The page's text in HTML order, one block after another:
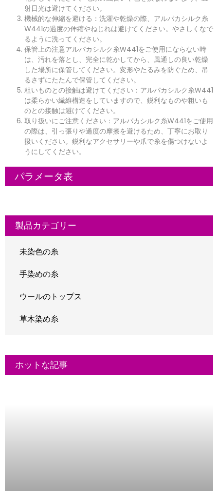
射日光は避けてください。
機械的な伸縮を避ける：洗濯や乾燥の際、アルパカシルク糸
W441の過度の伸縮やねじれは避けてください。やさしくなで
るように洗ってください。
保管上の注意アルパカシルク糸W441をご使用にならない時
は、汚れを落とし、完全に乾かしてから、風通しの良い乾燥
した場所に保管してください。変形やたるみを防ぐため、吊
るさずにたたんで保管してください。
粗いものとの接触は避けてください：アルパカシルク糸W441
は柔らかい繊維構造をしていますので、鋭利なものや粗いも
のとの接触は避けてください。
取り扱いにご注意ください：アルパカシルク糸W441をご使用
の際は、引っ張りや過度の摩擦を避けるため、丁寧にお取り
扱いください。鋭利なアクセサリーや爪で糸を傷つけないよ
うにしてください。
パラメータ表
製品カテゴリー
未染色の糸
手染めの糸
ウールのトップス
草木染め糸
ホットな記事